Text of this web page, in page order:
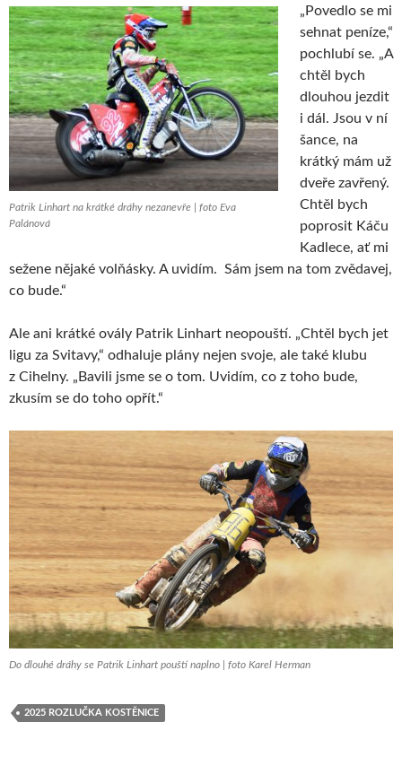
Patrik Linhart na krátké dráhy nezanevře | foto Eva
Palánová
„Povedlo se mi
sehnat peníze,“
pochlubí se. „A
chtěl bych
dlouhou jezdit
i dál. Jsou v ní
šance, na
krátký mám už
dveře zavřený.
Chtěl bych
poprosit Káču
Kadlece, ať mi
sežene nějaké volňásky. A uvidím. Sám jsem na tom zvědavej,
co bude.“
Ale ani krátké ovály Patrik Linhart neopouští. „Chtěl bych jet
ligu za Svitavy,“ odhaluje plány nejen svoje, ale také klubu
z Cihelny. „Bavili jsme se o tom. Uvidím, co z toho bude,
zkusím se do toho opřít.“
Do dlouhé dráhy se Patrik Linhart pouští naplno | foto Karel Herman
2025 ROZLUČKA KOSTĚNICE